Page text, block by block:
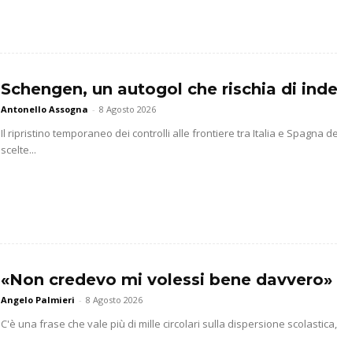
Schengen, un autogol che rischia di
Antonello Assogna - 8 Agosto 2026
Il ripristino temporaneo dei controlli alle frontiere tra Italia e Spagna
scelte...
«Non credevo mi volessi bene davvero»
Angelo Palmieri - 8 Agosto 2026
C'è una frase che vale più di mille circolari sulla dispersione